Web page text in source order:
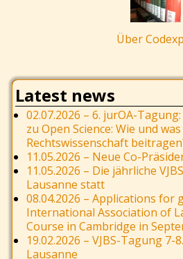
Über
Latest news
02.07.2026 – 6. jurOA-
zu Open Science: Wie und
Rechtswissenschaft
11.05.2026 – Neue Co-
11.05.2026 – Die jährliche
Lausanne statt
08.04.2026 – Applications for
International Association of
Course in Cambridge in
19.02.2026 – VJBS-Tagung 7-
Lausanne